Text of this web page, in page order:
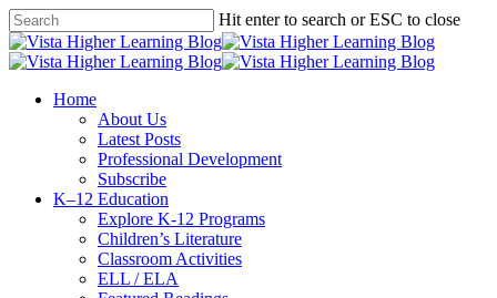
Skip
to
main
Hit enter to search or ESC to close
Close
Search
search
Menu
Home
About Us
Latest Posts
Professional Development
Subscribe
K–12 Education
Explore K-12 Programs
Children’s Literature
Classroom Activities
ELL / ELA